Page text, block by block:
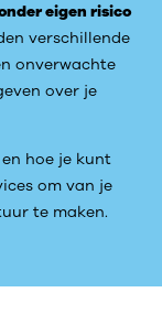
eigen risico
verschillende
onverwachte
over je
hoe je kunt
om van je
te maken.